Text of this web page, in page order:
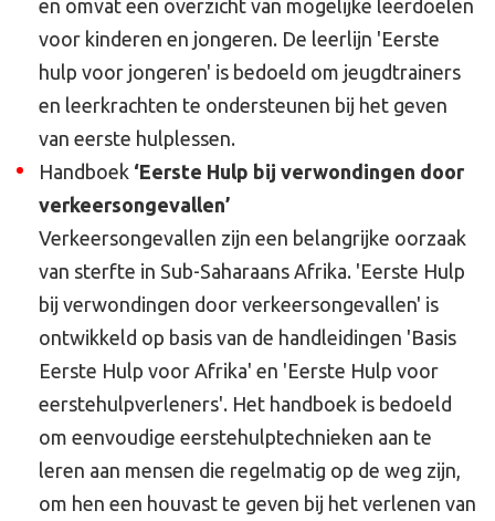
en omvat een overzicht van mogelijke leerdoelen
voor kinderen en jongeren. De leerlijn 'Eerste
hulp voor jongeren' is bedoeld om jeugdtrainers
en leerkrachten te ondersteunen bij het geven
van eerste hulplessen.
Handboek ‘Eerste Hulp bij verwondingen door
verkeersongevallen’
Verkeersongevallen zijn een belangrijke oorzaak
van sterfte in Sub-Saharaans Afrika. 'Eerste Hulp
bij verwondingen door verkeersongevallen' is
ontwikkeld op basis van de handleidingen 'Basis
Eerste Hulp voor Afrika' en 'Eerste Hulp voor
eerstehulpverleners'. Het handboek is bedoeld
om eenvoudige eerstehulptechnieken aan te
leren aan mensen die regelmatig op de weg zijn,
om hen een houvast te geven bij het verlenen van